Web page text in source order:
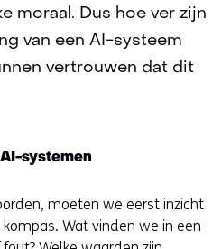
moraal. Dus hoe ver zijn
van een AI-systeem
vertrouwen dat dit
systemen
moeten we eerst inzicht
Wat vinden we in een